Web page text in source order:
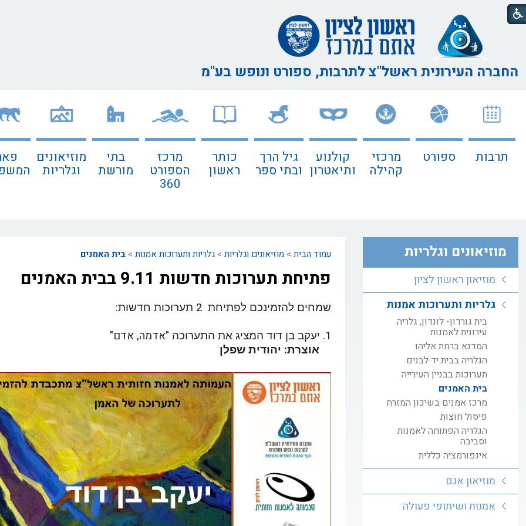
החברה העירונית ראשל"צלתרבות, ספורט ונופש בע"מ
תרבות ספורט מרכזי
קהילה
קולנוע
ותיאטרון
גיל הרך
ובתי ספר
כותר
ראשון
מרכז
הספורט
360
בתי
מורשת
מוזיאונים
וגלריות
עמוד הבית >מוזיאונים וגלריות >גלריות ותערוכות אמנות >בית האמנים
פתיחת תערוכות חדשות 9.11 בבית האמנים
שמחים להזמינכם לפתיחת 2 תערוכות חדשות:
1. יעקב בן דוד המציג את התערוכה " אדמה, אדם"
אוצרת: יהודית שפלן
מוזיאונים וגלריות
מוזיאון ראשון לציון
גלריות ותערוכות אמנות
בית גורדון- לונדון, גלריה
עירונית לאמנות
הסדנא ברמת אליהו
הגלריה בבית יד לבנים
תערוכות בבניין העירייה
בית האמנים
מרכז אמנים בשיכון המזרח
פיסול חוצות
הגלריה הפתוחה לאמנות
וסביבה
אינפורמציה כללית
מוזיאון אגם
אמנות ושיתופי פעולה